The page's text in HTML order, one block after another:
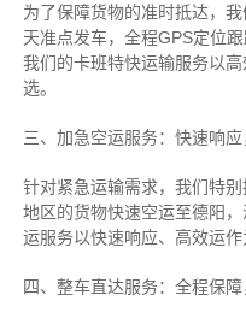
为了保障货物的准时抵达，
天准点发车，全程GPS定位
我们的卡班特快运输服务以
选。
三、加急空运服务：快速响
针对紧急运输需求，我们特
地区的货物快速空运至德阳
运服务以快速响应、高效运作
四、整车直达服务：全程保